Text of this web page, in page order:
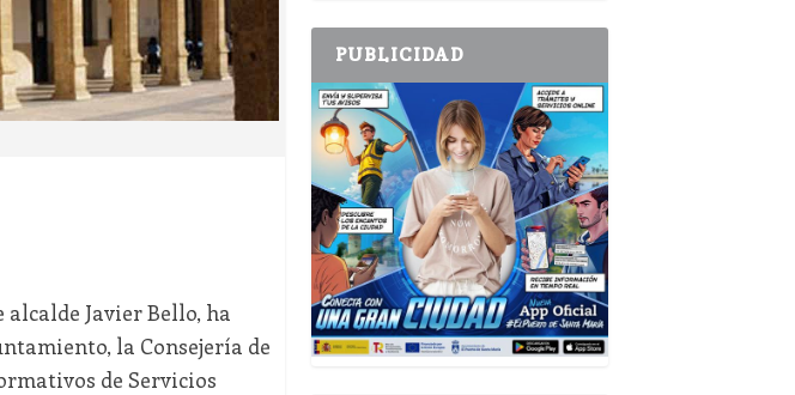
Javier Bello, ha
la Consejería de
de Servicios
PUBLICIDAD